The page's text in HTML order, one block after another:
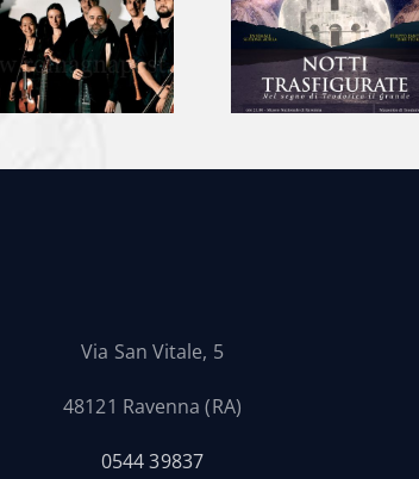
Via San Vitale, 5
48121 Ravenna (RA)
0544 39837